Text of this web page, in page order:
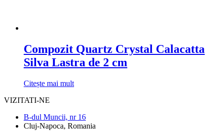
Compozit Quartz Crystal Calacatta
Silva Lastra de 2 cm
Citește mai mult
VIZITATI-NE
B-dul Muncii, nr 16
Cluj-Napoca, Romania